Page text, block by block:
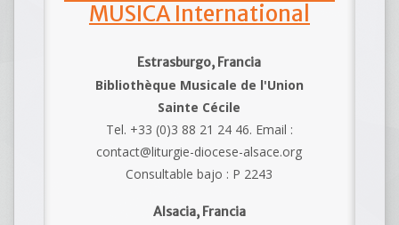
MUSICA International
Estrasburgo, Francia
Bibliothèque Musicale de l'Union
Sainte Cécile
Tel. +33 (0)3 88 21 24 46. Email :
contact@liturgie-diocese-alsace.org
Consultable bajo : P 2243
Alsacia, Francia